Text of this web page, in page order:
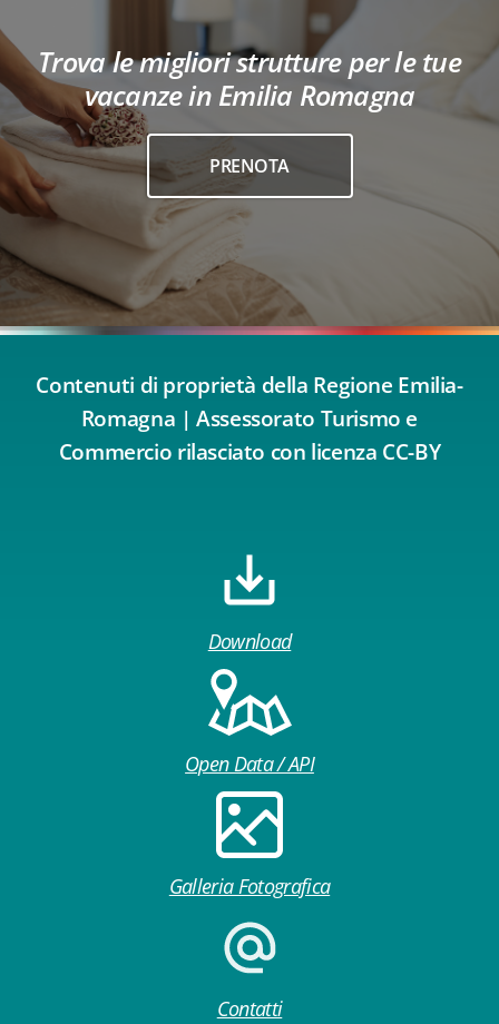
Trova le migliori strutture per le tue
vacanze in Emilia Romagna
PRENOTA
Contenuti di proprietà della Regione Emilia-
Romagna | Assessorato Turismo e
Commercio rilasciato con licenza CC-BY
Download
Open Data / API
Galleria Fotografica
Contatti